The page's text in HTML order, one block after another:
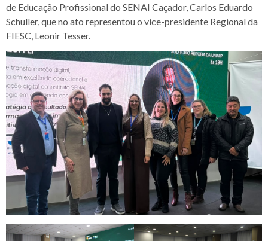
de Educação Profissional do SENAI Caçador, Carlos Eduardo
Schuller, que no ato representou o vice-presidente Regional da
FIESC, Leonir Tesser.